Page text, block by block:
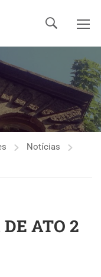
Notícias
ATO 2